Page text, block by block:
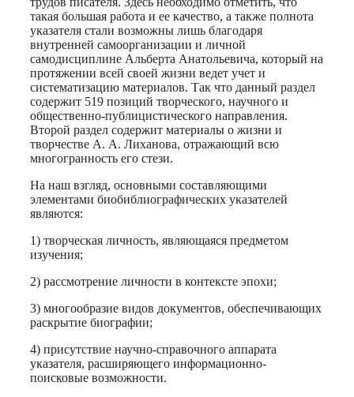
такая большая работа и ее качество, а также полнота
указателя стали возможны лишь благодаря
внутренней самоорганизации и личной
самодисциплине Альберта Анатольевича, который на
протяжении всей своей жизни ведет учет и
систематизацию материалов. Так что данный раздел
содержит 519 позиций творческого, научного и
общественно-публицистического направления.
Второй раздел содержит материалы о жизни и
творчестве А. А. Лиханова, отражающий всю
многогранность его стези.
На наш взгляд, основными составляющими
элементами биобиблиографических указателей
являются:
1) творческая личность, являющаяся предметом
изучения;
2) рассмотрение личности в контексте эпохи;
3) многообразие видов документов, обеспечивающих
раскрытие биографии;
4) присутствие научно-справочного аппарата
указателя, расширяющего информационно-
поисковые возможности.